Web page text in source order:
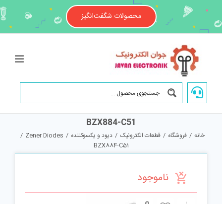
content
محصولات شگفت‌انگیز
BZX884-C51
خانه / فروشگاه / قطعات الکترونیک / دیود و یکسوکننده /
Zener Diodes
/
BZX884-C51
ناموجود